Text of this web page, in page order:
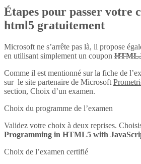
Étapes pour passer votre
html5 gratuitement
Microsoft ne s’arrête pas là, il propose
en utilisant simplement un coupon
Comme il est mentionné sur la fiche de
sur le site partenaire de Microsoft
section, Choix d’un examen.
Choix du programme de l’examen
Validez votre choix à deux reprises.
Programming in HTML5 with
Choix de l’examen certifié